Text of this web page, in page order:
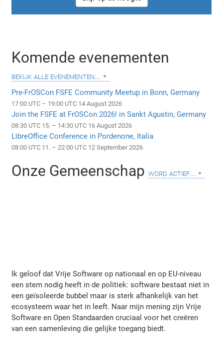
Komende evenementen
bekijk alle evenementen...
Pre-FrOSCon FSFE Community Meetup in Bonn, Germany
17:00 UTC – 19:00 UTC 14 August 2026
Join the FSFE at FrOSCon 2026! in Sankt Agustin, Germany
08:30 UTC 15. – 14:30 UTC 16 August 2026
LibreOffice Conference in Pordenone, Italia
08:00 UTC 11. – 22:00 UTC 12 September 2026
Onze Gemeenschapword actief...
Ik geloof dat Vrije Software op nationaal en op EU-niveau
een stem nodig heeft in de politiek: software bestaat niet in
een geïsoleerde bubbel maar is sterk afhankelijk van het
ecosysteem waar het in leeft. Naar mijn mening zijn Vrije
Software en Open Standaarden cruciaal voor het creëren
van een samenleving die gelijke toegang biedt.